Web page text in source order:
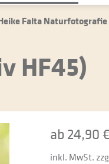
Falta Naturfotografie
HF45)
ab 24,90 €
inkl. MwSt.